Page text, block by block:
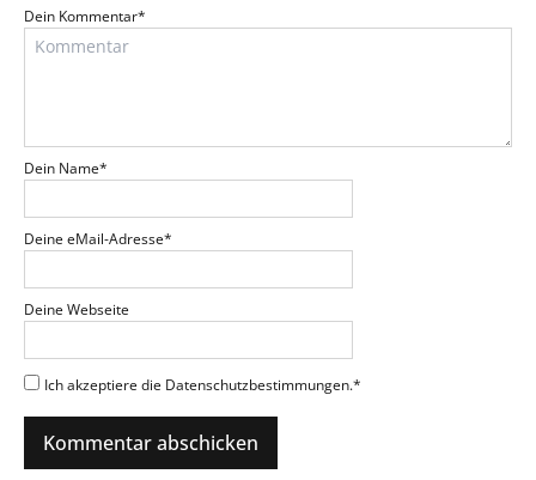
Dein Kommentar*
Dein Name*
Deine eMail-Adresse*
Deine Webseite
Ich akzeptiere die Datenschutzbestimmungen.*